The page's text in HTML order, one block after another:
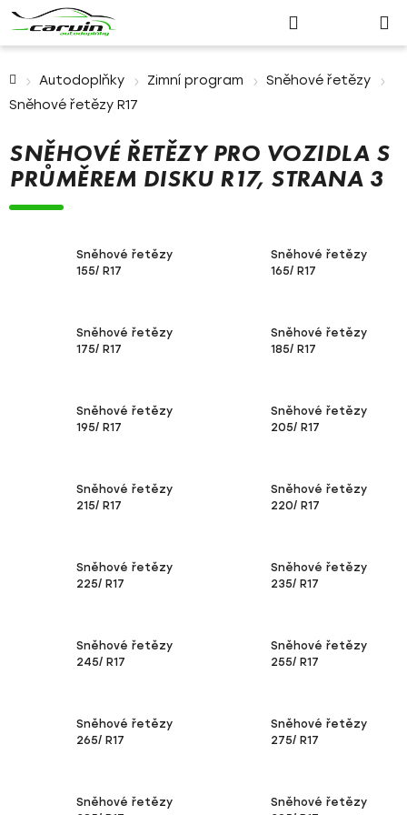
Přihlášení
košík
Autodoplňky Zimní program
Sněhové řetězy
Sněhové řetězy R17
SNĚHOVÉ ŘETĚZY PRO VOZIDLA S
PRŮMĚREM DISKU R17, STRANA 3
Sněhové řetězy
155/ R17
Sněhové řetězy
165/ R17
Sněhové řetězy
175/ R17
Sněhové řetězy
185/ R17
Sněhové řetězy
195/ R17
Sněhové řetězy
205/ R17
Sněhové řetězy
215/ R17
Sněhové řetězy
220/ R17
Sněhové řetězy
225/ R17
Sněhové řetězy
235/ R17
Sněhové řetězy
245/ R17
Sněhové řetězy
255/ R17
Sněhové řetězy
265/ R17
Sněhové řetězy
275/ R17
Sněhové řetězy
Sněhové řetězy